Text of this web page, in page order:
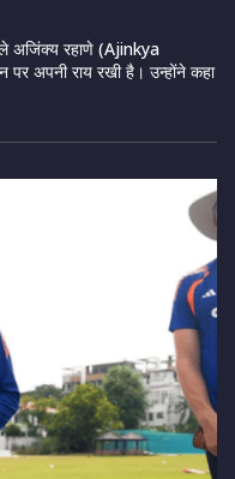
अजिंक्य रहाणे (Ajinkya
पर अपनी राय रखी है। उन्होंने कहा